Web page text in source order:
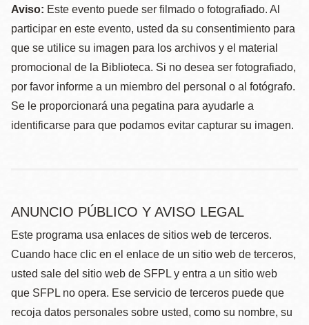
Aviso: Este evento puede ser filmado o fotografiado. Al
participar en este evento, usted da su consentimiento para
que se utilice su imagen para los archivos y el material
promocional de la Biblioteca. Si no desea ser fotografiado,
por favor informe a un miembro del personal o al fotógrafo.
Se le proporcionará una pegatina para ayudarle a
identificarse para que podamos evitar capturar su imagen.
ANUNCIO PÚBLICO Y AVISO LEGAL
Este programa usa enlaces de sitios web de terceros.
Cuando hace clic en el enlace de un sitio web de terceros,
usted sale del sitio web de SFPL y entra a un sitio web
que SFPL no opera. Ese servicio de terceros puede que
recoja datos personales sobre usted, como su nombre, su